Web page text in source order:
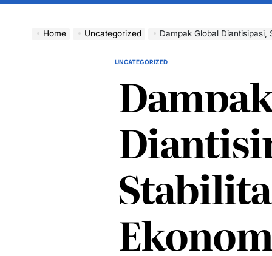
Home Uncategorized Dampak Global Diantisipasi,
POSTED
UNCATEGORIZED